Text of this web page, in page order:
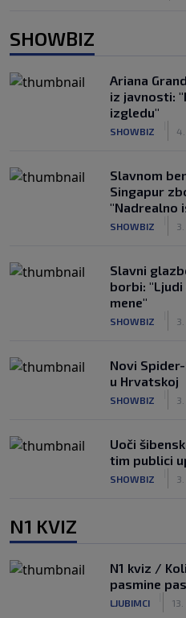
SHOWBIZ
Ariana
iz javnosti:
izgledu"
SHOWBIZ 4.
Slavnom
Singapur
"Nadrealno
SHOWBIZ 3.
Slavni
borbi:
mene"
SHOWBIZ 3.
Novi
u Hrvatskoj
SHOWBIZ 3.
Uoči
tim publici
SHOWBIZ 3.
N1 KVIZ
N1 kviz /
pasmine
LJUBIMCI 13.